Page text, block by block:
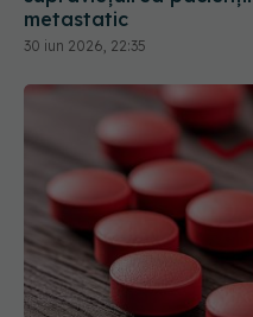
Impactul digoxinei
cardiacă reumatică